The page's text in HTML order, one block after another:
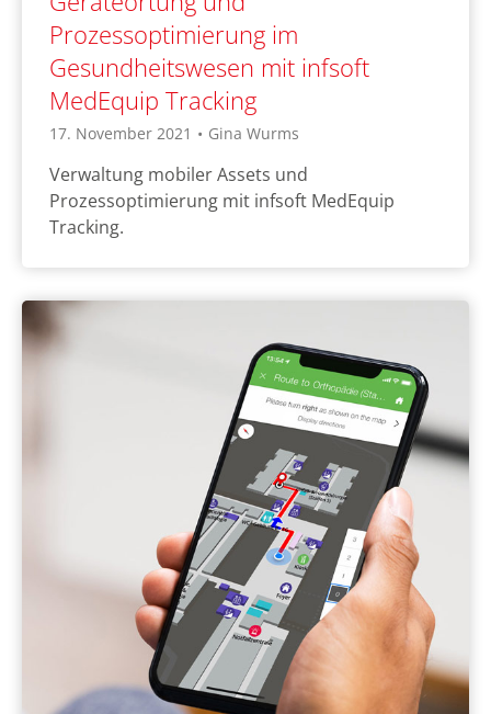
Prozessoptimierung im
Gesundheitswesen mit infsoft
MedEquip Tracking
17. November 2021 • Gina Wurms
Verwaltung mobiler Assets und
Prozessoptimierung mit infsoft MedEquip
Tracking.